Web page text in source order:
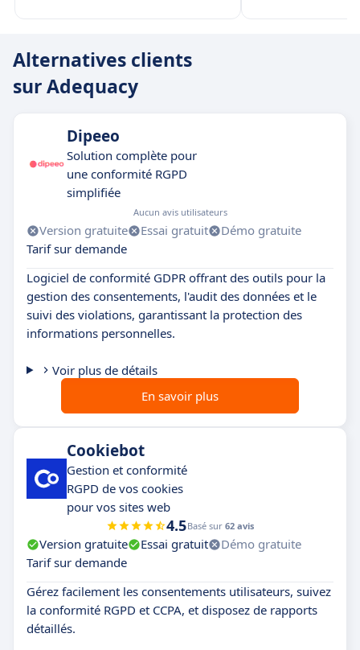
Alternatives clients
sur Adequacy
Dipeeo
Solution complète pour
une conformité RGPD
simplifiée
Aucun avis utilisateurs
Version gratuite Essai gratuit
Démo gratuite
Tarif sur demande
Logiciel de conformité GDPR offrant des outils pour la
gestion des consentements, l'audit des données et le
suivi des violations, garantissant la protection des
informations personnelles.
Voir plus de détails
En savoir plus
Cookiebot
Gestion et conformité
RGPD de vos cookies
pour vos sites web
4.5Basé sur 62 avis
Version gratuite Essai gratuit
Démo gratuite
Tarif sur demande
Gérez facilement les consentements utilisateurs, suivez
la conformité RGPD et CCPA, et disposez de rapports
détaillés.